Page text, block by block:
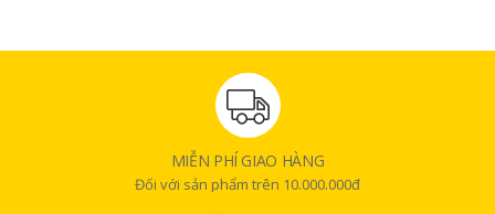
MIỄN PHÍ GIAO HÀNG
Đối với sản phẩm trên 10.000.000đ